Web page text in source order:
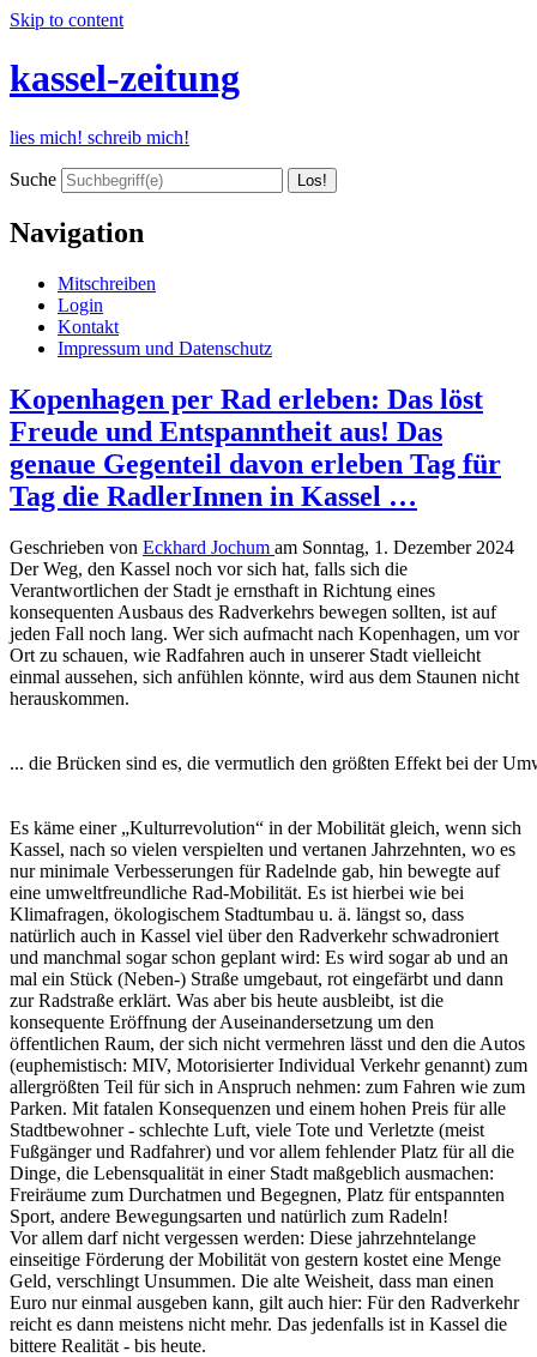
Skip to content
kassel-zeitung
lies mich! schreib mich!
Suche
Navigation
Mitschreiben
Login
Kontakt
Impressum und Datenschutz
Kopenhagen per Rad erleben: Das löst
Freude und Entspanntheit aus! Das
genaue Gegenteil davon erleben Tag für
Tag die RadlerInnen in Kassel …
Geschrieben von Eckhard Jochum am Sonntag, 1. Dezember 2024
Der Weg, den Kassel noch vor sich hat, falls sich die
Verantwortlichen der Stadt je ernsthaft in Richtung eines
konsequenten Ausbaus des Radverkehrs bewegen sollten, ist auf
jeden Fall noch lang. Wer sich aufmacht nach Kopenhagen, um vor
Ort zu schauen, wie Radfahren auch in unserer Stadt vielleicht
einmal aussehen, sich anfühlen könnte, wird aus dem Staunen nicht
herauskommen.
... die Brücken sind es, die vermutlich den größten Effekt bei der
Es käme einer „Kulturrevolution“ in der Mobilität gleich, wenn sich
Kassel, nach so vielen verspielten und vertanen Jahrzehnten, wo es
nur minimale Verbesserungen für Radelnde gab, hin bewegte auf
eine umweltfreundliche Rad-Mobilität. Es ist hierbei wie bei
Klimafragen, ökologischem Stadtumbau u. ä. längst so, dass
natürlich auch in Kassel viel über den Radverkehr schwadroniert
und manchmal sogar schon geplant wird: Es wird sogar ab und an
mal ein Stück (Neben-) Straße umgebaut, rot eingefärbt und dann
zur Radstraße erklärt. Was aber bis heute ausbleibt, ist die
konsequente Eröffnung der Auseinandersetzung um den
öffentlichen Raum, der sich nicht vermehren lässt und den die Autos
(euphemistisch: MIV, Motorisierter Individual Verkehr genannt) zum
allergrößten Teil für sich in Anspruch nehmen: zum Fahren wie zum
Parken. Mit fatalen Konsequenzen und einem hohen Preis für alle
Stadtbewohner - schlechte Luft, viele Tote und Verletzte (meist
Fußgänger und Radfahrer) und vor allem fehlender Platz für all die
Dinge, die Lebensqualität in einer Stadt maßgeblich ausmachen:
Freiräume zum Durchatmen und Begegnen, Platz für entspannten
Sport, andere Bewegungsarten und natürlich zum Radeln!
Vor allem darf nicht vergessen werden: Diese jahrzehntelange
einseitige Förderung der Mobilität von gestern kostet eine Menge
Geld, verschlingt Unsummen. Die alte Weisheit, dass man einen
Euro nur einmal ausgeben kann, gilt auch hier: Für den Radverkehr
reicht es dann meistens nicht mehr. Das jedenfalls ist in Kassel die
bittere Realität - bis heute.